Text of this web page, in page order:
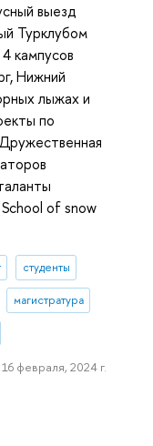
выезд
Турклубом
кампусов
Нижний
лыжах и
по
of snow
студенты
магистратура
16 февраля, 2024 г.